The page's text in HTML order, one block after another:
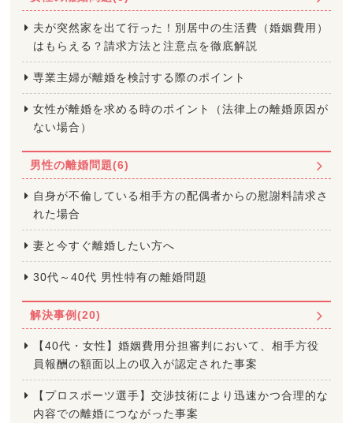
夫が突然家を出て行った！別居中の生活費（婚姻費用）
はもらえる？請求方法と注意点を徹底解説
専業主婦が離婚を検討する際のポイント
女性が離婚を求める時のポイント（法律上の離婚原因が
ない場合）
男性の離婚問題(6)
自身が不倫している相手方の配偶者からの慰謝料請求さ
れた場合
妻と今すぐ離婚したい方へ
30代～40代 男性特有の離婚問題
解決事例(20)
【40代・女性】婚姻費用分担審判において、相手方役
員報酬の額面以上の収入が認定された事案
【プロスポーツ選手】交渉技術により迅速かつ合理的な
内容での離婚につながった事案